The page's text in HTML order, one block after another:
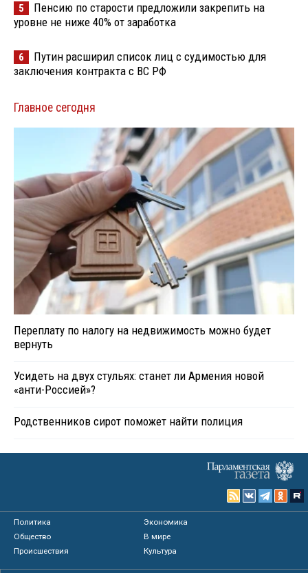
5
Пенсию по старости предложили закрепить на
уровне не ниже 40% от заработка
6
Путин расширил список лиц с судимостью для
заключения контракта с ВС РФ
Главное сегодня
Переплату по налогу на недвижимость можно будет
вернуть
Усидеть на двух стульях: станет ли Армения новой
«анти-Россией»?
Родственников сирот поможет найти полиция
Политика
Экономика
Общество
В мире
Происшествия
Культура